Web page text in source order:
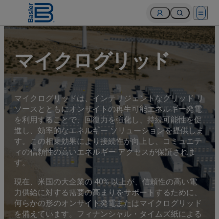
Open
マイクログリッド
マイクログリッドは、インテリジェントなグリッド リ
ソースとともにオンサイトの再生可能エネルギー発電
を利用することで、回復力を強化し、持続可能性を促
進し、効率的なエネルギー ソリューションを提供しま
す。この相乗効果により接続性が向上し、コミュニテ
ィの信頼性の高いエネルギー アクセスが保証されま
す。
現在、米国の大企業の 40% 以上が、信頼性の高い電
力供給に対する需要の高まりをサポートするために、
何らかの形のオンサイト発電またはマイクログリッド
を備えています。フィナンシャル・タイムズ紙による